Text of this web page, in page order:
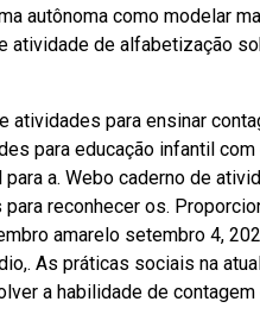
autônoma como modelar
atividade de alfabetização
para ensinar
para educação infantil
a. Webo caderno de
reconhecer os.
amarelo setembro 4,
As práticas sociais na
a habilidade de